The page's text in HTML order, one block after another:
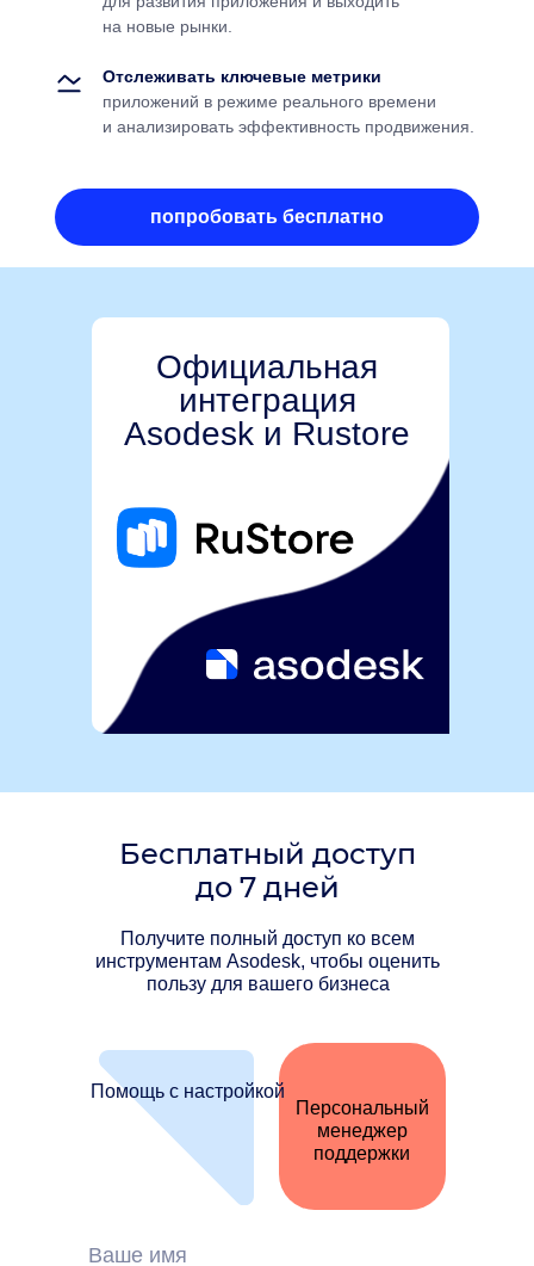
попробовать бесплатно
Отслеживать ключевые метрики
приложений в режиме реального времени
и анализировать эффективность продвижения.
на новые рынки.
Официальная
интеграция
Asodesk и Rustore
Бесплатный доступ
до 7 дней
Получите полный доступ ко всем
инструментам Asodesk, чтобы оценить
пользу для вашего бизнеса
Персональный
менеджер
поддержки
Помощь с настройкой